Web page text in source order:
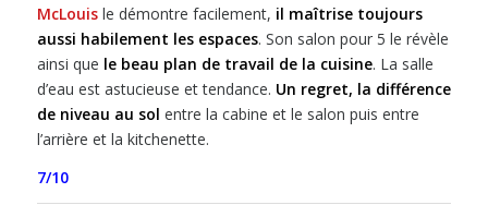
McLouisle démontre facilement, il maîtrise toujours
aussi habilement les espaces. Son salon pour 5 le révèle
ainsi que le beau plan de travail de la cuisine. La salle
d’eau est astucieuse et tendance. Un regret, la différence
de niveau au sol entre la cabine et le salon puis entre
l’arrière et la kitchenette.
7/10